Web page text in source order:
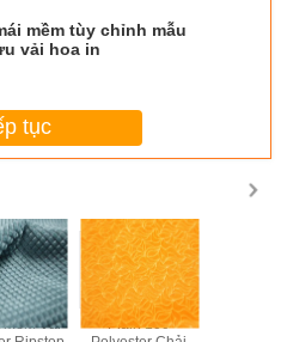
mềm tùy chỉnh mẫu
vải hoa in
tục
Vải
Plain 100